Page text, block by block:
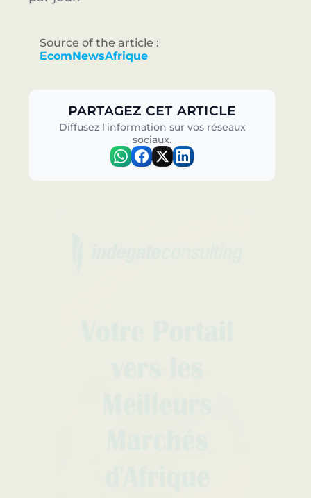
Source of the article :
EcomNewsAfrique
PARTAGEZ CET ARTICLE
Diffusez l'information sur vos réseaux
sociaux.